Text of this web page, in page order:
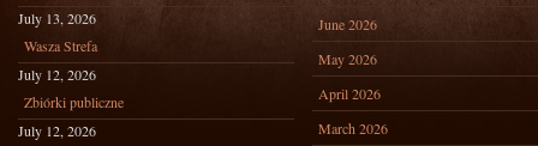
July 13, 2026
Wasza Strefa
July 12, 2026
Zbiórki publiczne
July 12, 2026
June 2026
May 2026
April 2026
March 2026